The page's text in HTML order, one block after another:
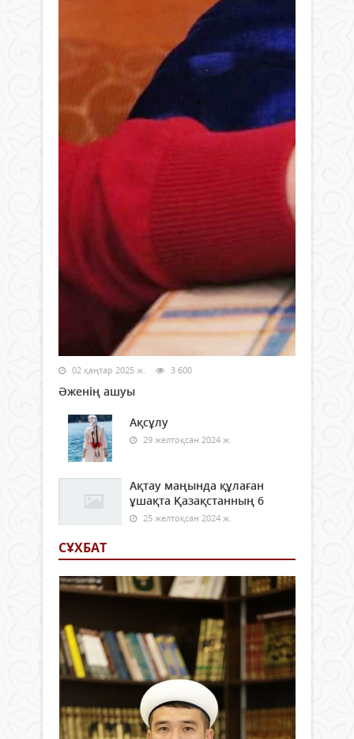
02 қаңтар 2025 ж. 3 600
Әженің ашуы
Ақсұлу
29 желтоқсан 2024 ж.
Ақтау маңында құлаған
ұшақта Қазақстанның 6
25 желтоқсан 2024 ж.
СҰХБАТ